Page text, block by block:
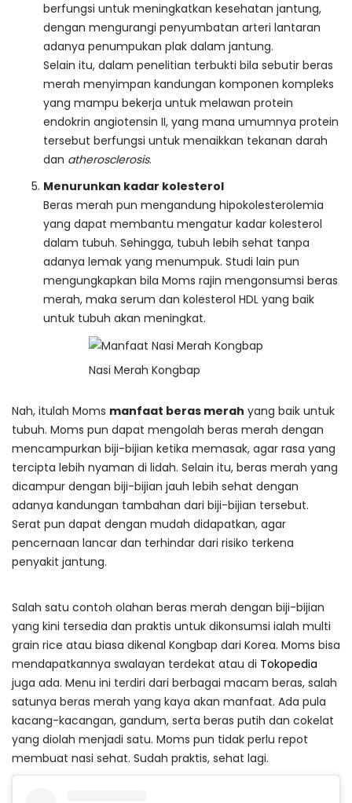
berfungsi untuk meningkatkan kesehatan jantung,
dengan mengurangi penyumbatan arteri lantaran
adanya penumpukan plak dalam jantung.
Selain itu, dalam penelitian terbukti bila sebutir beras
merah menyimpan kandungan komponen kompleks
yang mampu bekerja untuk melawan protein
endokrin angiotensin II, yang mana umumnya protein
tersebut berfungsi untuk menaikkan tekanan darah
dan atherosclerosis.
Menurunkan kadar kolesterol
Beras merah pun mengandung hipokolesterolemia
yang dapat membantu mengatur kadar kolesterol
dalam tubuh. Sehingga, tubuh lebih sehat tanpa
adanya lemak yang menumpuk. Studi lain pun
mengungkapkan bila Moms rajin mengonsumsi beras
merah, maka serum dan kolesterol HDL yang baik
untuk tubuh akan meningkat.
Nasi Merah Kongbap
Nah, itulah Moms manfaat beras merah yang baik untuk
tubuh. Moms pun dapat mengolah beras merah dengan
mencampurkan biji-bijian ketika memasak, agar rasa yang
tercipta lebih nyaman di lidah. Selain itu, beras merah yang
dicampur dengan biji-bijian jauh lebih sehat dengan
adanya kandungan tambahan dari biji-bijian tersebut.
Serat pun dapat dengan mudah didapatkan, agar
pencernaan lancar dan terhindar dari risiko terkena
penyakit jantung.
Salah satu contoh olahan beras merah dengan biji-bijian
yang kini tersedia dan praktis untuk dikonsumsi ialah multi
grain rice atau biasa dikenal Kongbap dari Korea. Moms bisa
mendapatkannya swalayan terdekat atau di Tokopedia
juga ada. Menu ini terdiri dari berbagai macam beras, salah
satunya beras merah yang kaya akan manfaat. Ada pula
kacang-kacangan, gandum, serta beras putih dan cokelat
yang diolah menjadi satu. Moms pun tidak perlu repot
membuat nasi sehat. Sudah praktis, sehat lagi.